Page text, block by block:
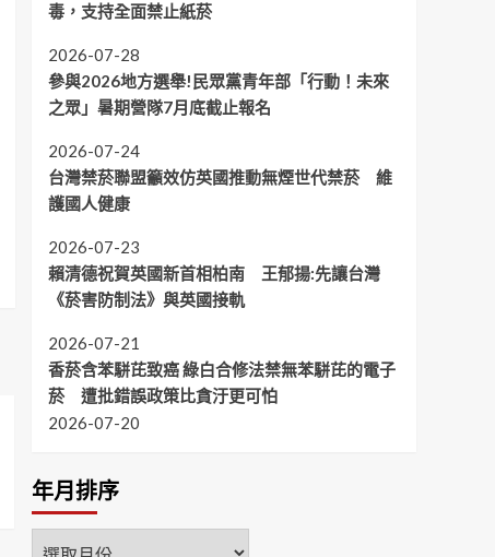
毒，支持全面禁止紙菸
2026-07-28
參與2026地方選舉!民眾黨青年部「行動！未來
之眾」暑期營隊7月底截止報名
2026-07-24
台灣禁菸聯盟籲效仿英國推動無煙世代禁菸 維
護國人健康
2026-07-23
賴清德祝賀英國新首相柏南 王郁揚:先讓台灣
《菸害防制法》與英國接軌
2026-07-21
香菸含苯駢芘致癌 綠白合修法禁無苯駢芘的電子
菸 遭批錯誤政策比貪汙更可怕
2026-07-20
年月排序
年